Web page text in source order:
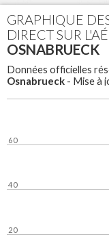
GRAPHIQUE
DIRECT SUR
OSNABRUECK
Données officielles
Osnabrueck - Mise à
20
40
60